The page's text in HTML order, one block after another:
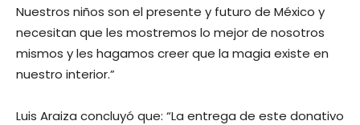
Nuestros niños son el presente y futuro de México y
necesitan que les mostremos lo mejor de nosotros
mismos y les hagamos creer que la magia existe en
nuestro interior.”
Luis Araiza concluyó que: “La entrega de este donativo